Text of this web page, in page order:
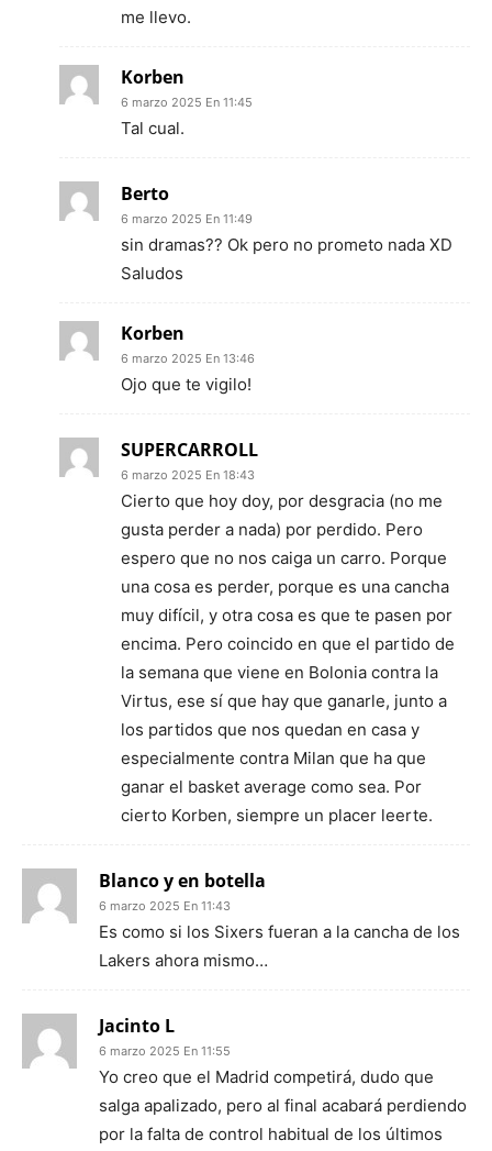
me llevo.
Korben
6 marzo 2025 En 11:45
Tal cual.
Berto
6 marzo 2025 En 11:49
sin dramas?? Ok pero no prometo nada XD
Saludos
Korben
6 marzo 2025 En 13:46
Ojo que te vigilo!
SUPERCARROLL
6 marzo 2025 En 18:43
Cierto que hoy doy, por desgracia (no me
gusta perder a nada) por perdido. Pero
espero que no nos caiga un carro. Porque
una cosa es perder, porque es una cancha
muy difícil, y otra cosa es que te pasen por
encima. Pero coincido en que el partido de
la semana que viene en Bolonia contra la
Virtus, ese sí que hay que ganarle, junto a
los partidos que nos quedan en casa y
especialmente contra Milan que ha que
ganar el basket average como sea. Por
cierto Korben, siempre un placer leerte.
Blanco y en botella
6 marzo 2025 En 11:43
Es como si los Sixers fueran a la cancha de los
Lakers ahora mismo…
Jacinto L
6 marzo 2025 En 11:55
Yo creo que el Madrid competirá, dudo que
salga apalizado, pero al final acabará perdiendo
por la falta de control habitual de los últimos